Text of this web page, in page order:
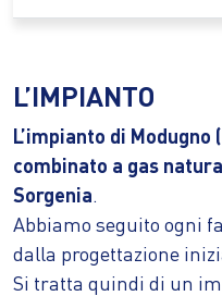
L’IMPIANTO
L’impianto di
combinato a gas
Sorgenia.
Abbiamo seguito ogni
dalla progettazione
Si tratta quindi di un